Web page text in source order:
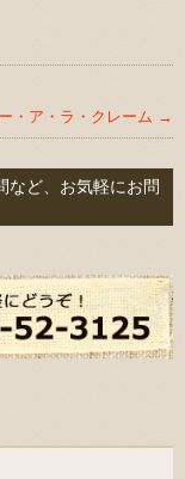
・ア・ラ・クレーム →
など、お気軽にお問